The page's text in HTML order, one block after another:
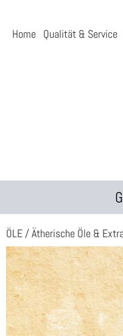
Home Qualität & Service
ÖLE /Ätherische Öle &